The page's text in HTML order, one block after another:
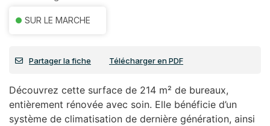
SUR LE MARCHE
Télécharger en PDF
Partager la fiche
Découvrez cette surface de 214 m² de bureaux,
entièrement rénovée avec soin. Elle bénéficie d’un
système de climatisation de dernière génération, ainsi